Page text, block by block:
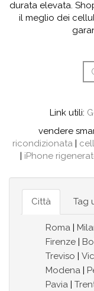
durata elevata.
il meglio dei
Link utili:
vendere
ricondizionata|
iPhone
Città Tag
Roma
Firenze
Treviso
Modena
Pavia